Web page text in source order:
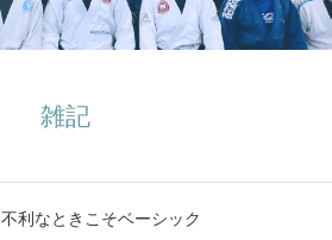
雑記
不利なときこそベーシック